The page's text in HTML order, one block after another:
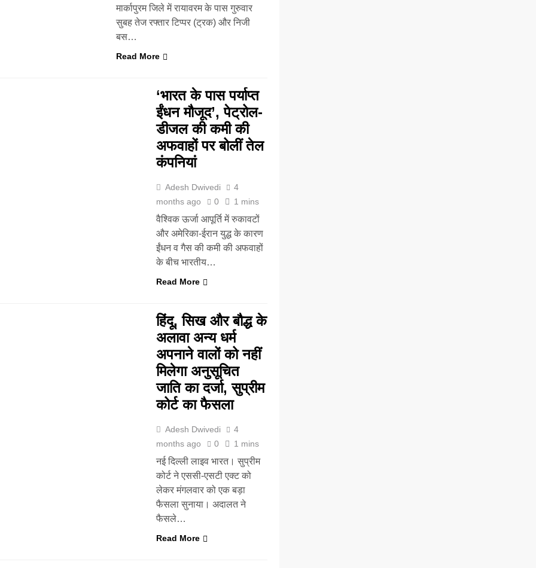
मार्कापुरम जिले में रायावरम के पास गुरुवार
सुबह तेज रफ्तार टिप्पर (ट्रक) और निजी
बस…
Read More
‘भारत के पास पर्याप्त
ईंधन मौजूद’, पेट्रोल-
डीजल की कमी की
अफवाहों पर बोलीं तेल
कंपनियां
Adesh Dwivedi
4
months ago
0 1 mins
वैश्विक ऊर्जा आपूर्ति में रुकावटों
और अमेरिका-ईरान युद्ध के कारण
ईंधन व गैस की कमी की अफवाहों
के बीच भारतीय…
Read More
हिंदू, सिख और बौद्ध के
अलावा अन्य धर्म
अपनाने वालों को नहीं
मिलेगा अनुसूचित
जाति का दर्जा, सुप्रीम
कोर्ट का फैसला
Adesh Dwivedi
4
months ago
0 1 mins
नई दिल्ली लाइव भारत। सुप्रीम
कोर्ट ने एससी-एसटी एक्ट को
लेकर मंगलवार को एक बड़ा
फैसला सुनाया। अदालत ने
फैसले…
Read More